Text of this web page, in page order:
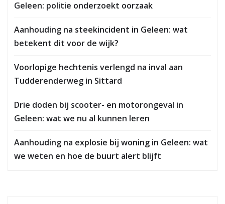
Geleen: politie onderzoekt oorzaak
Aanhouding na steekincident in Geleen: wat
betekent dit voor de wijk?
Voorlopige hechtenis verlengd na inval aan
Tudderenderweg in Sittard
Drie doden bij scooter- en motorongeval in
Geleen: wat we nu al kunnen leren
Aanhouding na explosie bij woning in Geleen: wat
we weten en hoe de buurt alert blijft